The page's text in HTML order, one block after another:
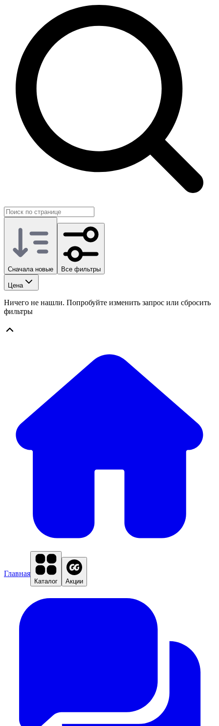
Сначала новые Все фильтры
Цена
Ничего не нашли. Попробуйте изменить запрос или сбросить
фильтры
Главная
Каталог Акции